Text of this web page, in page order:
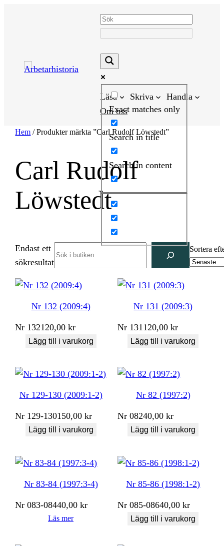
Exact matches only
Search in title
Search in content
Läsa Skriva
Handla
Om oss
Hem / Produkter märkta ”Carl Rudolf Löwstedt”
Carl Rudolf
Löwstedt
Endast ett
sökresultat
Sortera
Nr 132 (2009:4)
Nr 132120,00kr
Lägg till i varukorg
Nr 131 (2009:3)
Nr 131 120,00kr
Lägg till i varukorg
Nr 129-130 (2009:1-2)
Nr 129-130150,00kr
Lägg till i varukorg
Nr 82 (1997:2)
Nr 08240,00kr
Lägg till i varukorg
Nr 83-84 (1997:3-4)
Nr 083-08440,00kr
Läs mer
Nr 85-86 (1998:1-2)
Nr 085-08640,00kr
Lägg till i varukorg